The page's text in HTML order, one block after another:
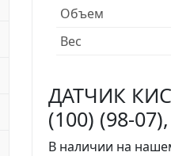
Объем
Вес
ДАТЧИК
(100) (98-
В наличии на